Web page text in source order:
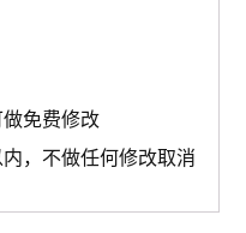
免费修改
，不做任何修改取消